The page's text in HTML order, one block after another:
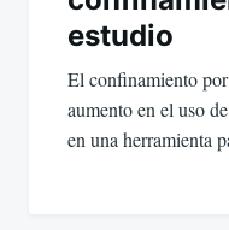
estudio
El confinamiento
aumento en el uso
en una herramienta